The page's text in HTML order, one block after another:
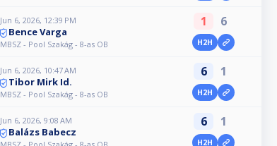
Jun 6, 2026, 12:39 PM
Bence Varga
MBSZ - Pool Szakág - 8-as OB
1 6
H2H
Jun 6, 2026, 10:47 AM
Tibor Mirk Id.
MBSZ - Pool Szakág - 8-as OB
6 1
H2H
Jun 6, 2026, 9:08 AM
Balázs Babecz
6 1
H2H